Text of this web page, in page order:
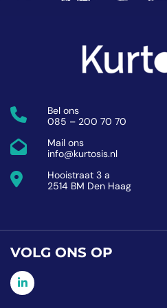
Bel ons
085 – 200 70 70
Mail ons
info@kurtosis.nl
Hooistraat 3 a
2514 BM Den Haag
VOLG ONS OP